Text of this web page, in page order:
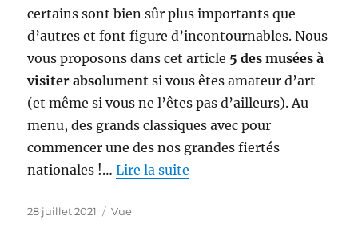
certains sont bien sûr plus importants que
d’autres et font figure d’incontournables. Nous
vous proposons dans cet article 5 des musées à
visiter absolument si vous êtes amateur d’art
(et même si vous ne l’êtes pas d’ailleurs). Au
menu, des grands classiques avec pour
commencer une des nos grandes fiertés
nationales !…Lire la suite
Publié
28 juillet 2021 Catégories
Vue